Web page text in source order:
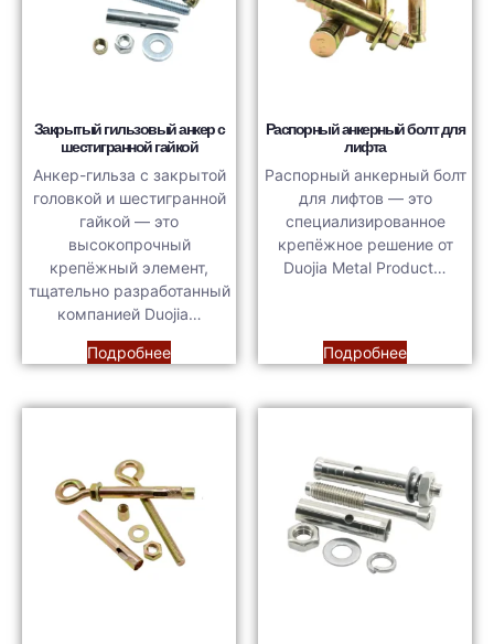
Закрытый гильзовый анкер с
шестигранной гайкой
Анкер-гильза с закрытой
головкой и шестигранной
гайкой — это
высокопрочный
крепёжный элемент,
тщательно разработанный
компанией Duojia…
Подробнее
Распорный анкерный болт для
лифта
Распорный анкерный болт
для лифтов — это
специализированное
крепёжное решение от
Duojia Metal Product…
Подробнее